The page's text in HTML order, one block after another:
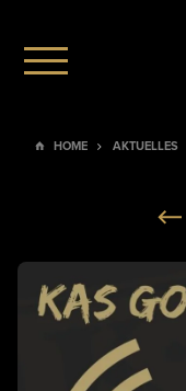
HOME AKTUELLES